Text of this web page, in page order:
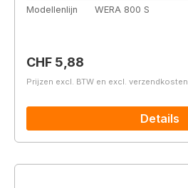
Modellenlijn
WERA 800 S
Normale prijs:
CHF 5,88
Prijzen excl. BTW en excl. verzendkosten
Details